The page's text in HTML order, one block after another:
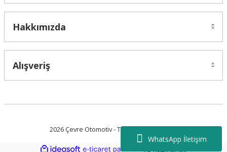
WhatsApp İletişim
Hakkımızda
Alışveriş
2026 Çevre Otomotiv - Tüm Hakları Saklıdır.
ideasoft